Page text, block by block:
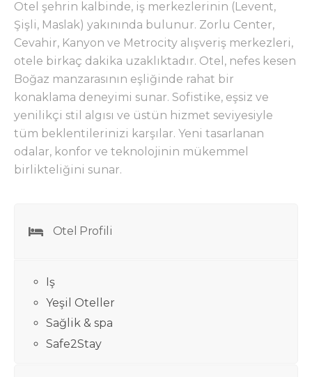
Otel şehrin kalbinde, iş merkezlerinin (Levent,
Şişli, Maslak) yakınında bulunur. Zorlu Center,
Cevahir, Kanyon ve Metrocity alışveriş merkezleri,
otele birkaç dakika uzaklıktadır. Otel, nefes kesen
Boğaz manzarasının eşliğinde rahat bir
konaklama deneyimi sunar. Sofistike, eşsiz ve
yenilikçi stil algısı ve üstün hizmet seviyesiyle
tüm beklentilerinizi karşılar. Yeni tasarlanan
odalar, konfor ve teknolojinin mükemmel
birlikteliğini sunar.
Otel Profili
Iş
Yeşil Oteller
Sağlik & spa
Safe2Stay